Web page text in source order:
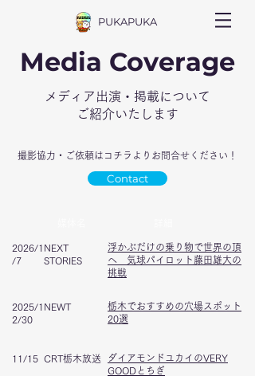
PUKAPUKA
Media Coverage
メディア出演・掲載について
ご紹介いたします
撮影協力・ご依頼はコチラよりお問合せください！
Contact
2026/1
/7
NEXT
STORIES
浮かぶだけの乗り物で世界の頂
へ 気球パイロット藤田雄大の
挑戦
2025/1
2/30
NEWT
栃木でおすすめの穴場スポット
20選
11/15 CRT栃木放送
ダイアモンドユカイのVERY
GOODとちぎ